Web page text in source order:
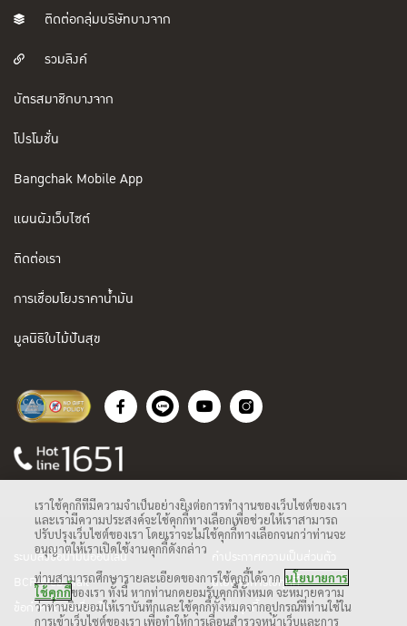
ติดต่อกลุ่มบริษัทบางจาก
รวมลิงค์
บัตรสมาชิกบางจาก
โปรโมชั่น
Bangchak Mobile App
แผนผังเว็บไซต์
ติดต่อเรา
การเชื่อมโยงราคาน้ำมัน
มูลนิธิใบไม้ปันสุข
ระบบสั่งซื้อน้ำมันออนไลน์
BCP Web Mail
ข้อกำหนดและเงื่อนไข
นโยบายการใช้คุกกี้
ตั้งค่าคุกกี้
เราใช้คุกกี้ที่มีความจำเป็นอย่างยิ่งต่อการทำงานของเว็บไซต์ของเรา
และเรามีความประสงค์จะใช้คุกกี้ทางเลือกเพื่อช่วยให้เราสามารถ
ปรับปรุงเว็บไซต์ของเรา โดยเราจะไม่ใช้คุกกี้ทางเลือกจนกว่าท่านจะ
อนุญาตให้เราเปิดใช้งานคุกกี้ดังกล่าว
ท่านสามารถศึกษารายละเอียดของการใช้คุกกี้ได้จาก นโยบายการ
ใช้คุกกี้ของเรา ทั้งนี้ หากท่านกดยอมรับคุกกี้ทั้งหมด จะหมายความ
ว่าท่านยินยอมให้เราบันทึกและใช้คุกกี้ทั้งหมดจากอุปกรณ์ที่ท่านใช้ใน
การเข้าเว็บไซต์ของเรา เพื่อทำให้การเลื่อนสำรวจหน้าเว็บและการ